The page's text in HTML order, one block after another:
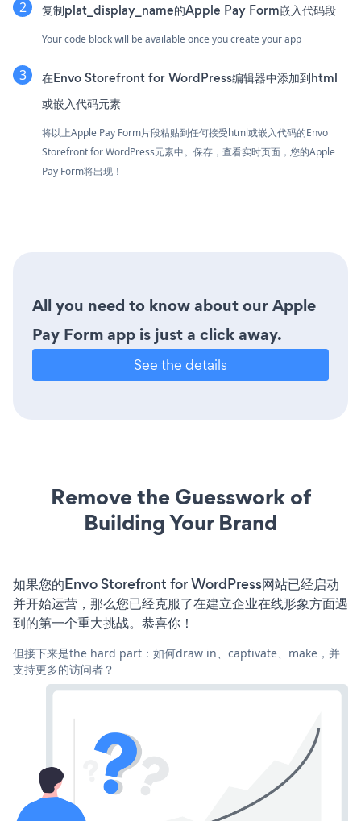
复制plat_display_name的Apple Pay Form嵌入代码段
Your code block will be available once you create your app
在Envo Storefront for WordPress编辑器中添加到html
或嵌入代码元素
将以上Apple Pay Form片段粘贴到任何接受html或嵌入代码的Envo
Storefront for WordPress元素中。保存，查看实时页面，您的Apple
Pay Form将出现！
All you need to know about our Apple
Pay Form app is just a click away.
See the details
Remove the Guesswork of
Building Your Brand
如果您的Envo Storefront for WordPress网站已经启动
并开始运营，那么您已经克服了在建立企业在线形象方面遇
到的第一个重大挑战。恭喜你！
但接下来是the hard part：如何draw in、captivate、make，并
支持更多的访问者？